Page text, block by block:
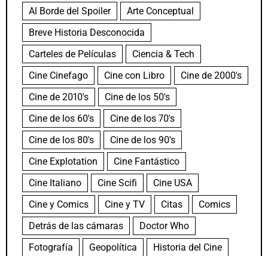
Al Borde del Spoiler
Arte Conceptual
Breve Historia Desconocida
Carteles de Películas
Ciencia & Tech
Cine Cinefago
Cine con Libro
Cine de 2000's
Cine de 2010's
Cine de los 50's
Cine de los 60's
Cine de los 70's
Cine de los 80's
Cine de los 90's
Cine Explotation
Cine Fantástico
Cine Italiano
Cine Scifi
Cine USA
Cine y Comics
Cine y TV Citas
Comics
Detrás de las cámaras
Doctor Who
Fotografía
Geopolítica
Historia del Cine